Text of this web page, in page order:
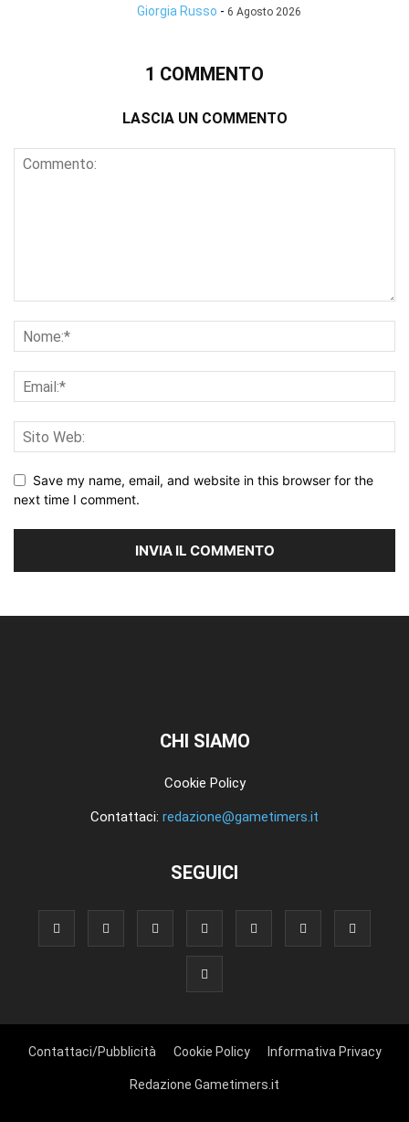
Giorgia Russo - 6 Agosto 2026
1 COMMENTO
LASCIA UN COMMENTO
Save my name, email, and website in this browser for the
next time I comment.
CHI SIAMO
Cookie Policy
Contattaci: redazione@gametimers.it
SEGUICI
Contattaci/Pubblicità Cookie Policy Informativa Privacy
Redazione Gametimers.it